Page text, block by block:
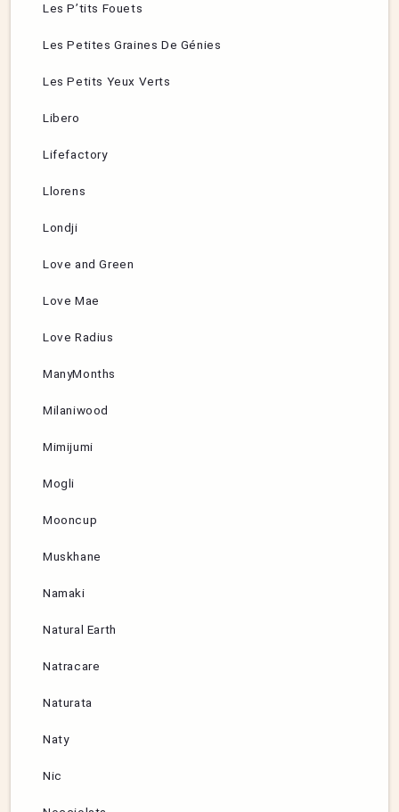
Les P’tits Fouets
Les Petites Graines De Génies
Les Petits Yeux Verts
Libero
Lifefactory
Llorens
Londji
Love and Green
Love Mae
Love Radius
ManyMonths
Milaniwood
Mimijumi
Mogli
Mooncup
Muskhane
Namaki
Natural Earth
Natracare
Naturata
Naty
Nic